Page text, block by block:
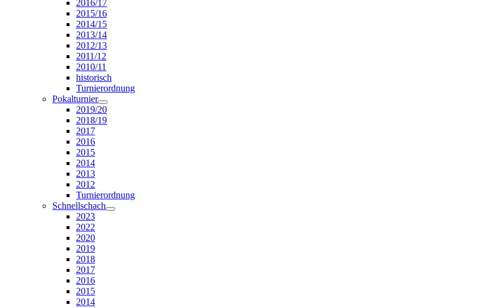
2016/17
2015/16
2014/15
2013/14
2012/13
2011/12
2010/11
historisch
Turnierordnung
Pokalturnier
2019/20
2018/19
2017
2016
2015
2014
2013
2012
Turnierordnung
Schnellschach
2023
2022
2020
2019
2018
2017
2016
2015
2014